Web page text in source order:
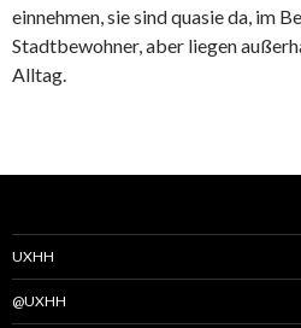
einnehmen, sie sind quasie da, im
Stadtbewohner, aber liegen
Alltag.
UXHH
@UXHH